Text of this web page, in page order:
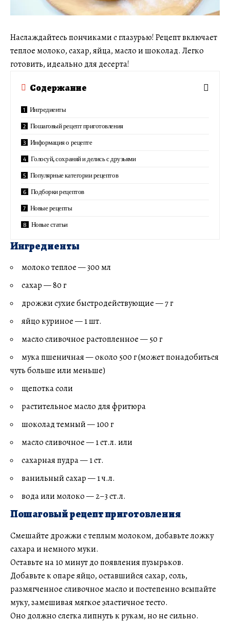
Наслаждайтесь пончиками с глазурью! Рецепт включает
теплое молоко, сахар, яйца, масло и шоколад. Легко
готовить, идеально для десерта!
Содержание
Ингредиенты
Пошаговый рецепт приготовления
Информация о рецепте
Голосуй, сохраняй и делись с друзьями
Популярные категории рецептов
Подборки рецептов
Новые рецепты
Новые статьи
Ингредиенты
молоко теплое — 300 мл
сахар — 80 г
дрожжи сухие быстродействующие — 7 г
яйцо куриное — 1 шт.
масло сливочное растопленное — 50 г
мука пшеничная — около 500 г (может понадобиться
чуть больше или меньше)
щепотка соли
растительное масло для фритюра
шоколад темный — 100 г
масло сливочное — 1 ст.л. или
сахарная пудра — 1 ст.
ванильный сахар — 1 ч.л.
вода или молоко — 2–3 ст.л.
Пошаговый рецепт приготовления
Смешайте дрожжи с теплым молоком, добавьте ложку
сахара и немного муки.
Оставьте на 10 минут до появления пузырьков.
Добавьте к опаре яйцо, оставшийся сахар, соль,
размягченное сливочное масло и постепенно всыпайте
муку, замешивая мягкое эластичное тесто.
Оно должно слегка липнуть к рукам, но не сильно.